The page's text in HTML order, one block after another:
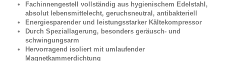
Fachinnengestell vollständig aus hygienischem Edelstahl,
absolut lebensmittelecht, geruchsneutral, antibakteriell
Energiesparender und leistungsstarker Kältekompressor
Durch Speziallagerung, besonders geräusch- und
schwingungsarm
Hervorragend isoliert mit umlaufender
Magnetkammerdichtung